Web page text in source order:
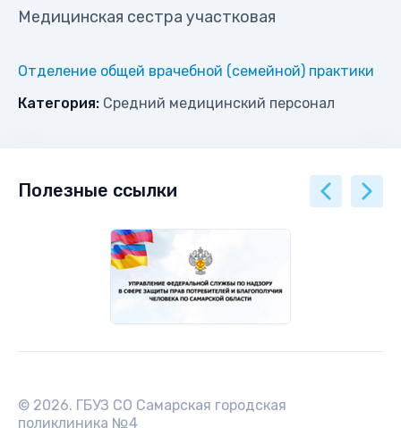
Медицинская сестра участковая
Отделение общей врачебной (семейной) практики
Категория: Средний медицинский персонал
Полезные ссылки
© 2026. ГБУЗ СО Самарская городская
поликлиника №4